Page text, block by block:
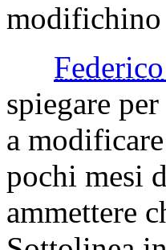
modifichino
spiegare
a
pochi mesi
ammettere